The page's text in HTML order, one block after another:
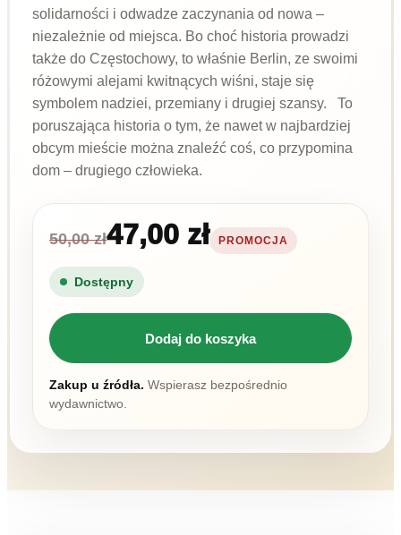
solidarności i odwadze zaczynania od nowa –
niezależnie od miejsca. Bo choć historia prowadzi
także do Częstochowy, to właśnie Berlin, ze swoimi
różowymi alejami kwitnących wiśni, staje się
symbolem nadziei, przemiany i drugiej szansy. To
poruszająca historia o tym, że nawet w najbardziej
obcym mieście można znaleźć coś, co przypomina
dom – drugiego człowieka.
50,00 zł47,00 zł PROMOCJA
Dostępny
Dodaj do koszyka
Zakup u źródła. Wspierasz bezpośrednio
wydawnictwo.